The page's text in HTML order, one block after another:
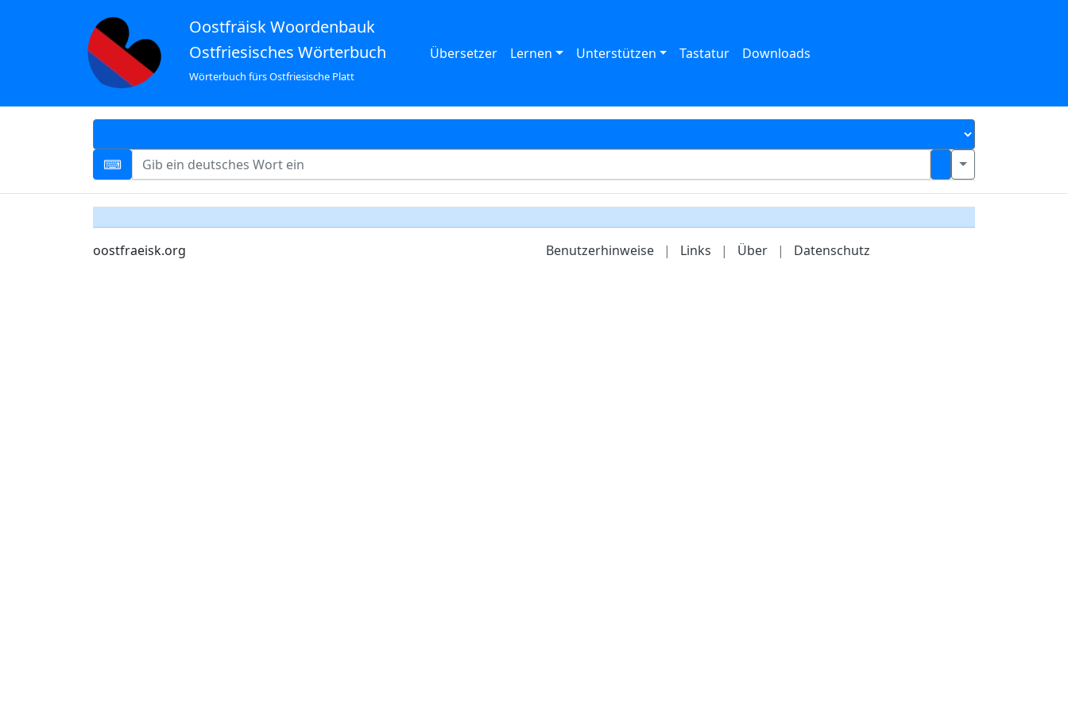
Oostfräisk Woordenbauk
Ostfriesisches Wörterbuch
Wörterbuch fürs Ostfriesische Platt
Übersetzer Lernen Unterstützen Tastatur Downloads
oostfraeisk.org Benutzerhinweise | Links | Über | Datenschutz